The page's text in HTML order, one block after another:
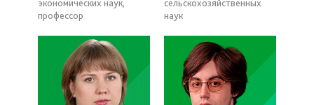
экономических наук,
профессор
сельскохозяйственных
наук